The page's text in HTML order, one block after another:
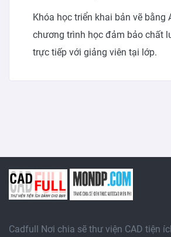
Khóa học triển khai bản vẽ bằng
chương trình học đảm bảo chất
trực tiếp với giảng viên tại lớp.
Cadfull Nơi chia sẽ thư viện CAD tiện